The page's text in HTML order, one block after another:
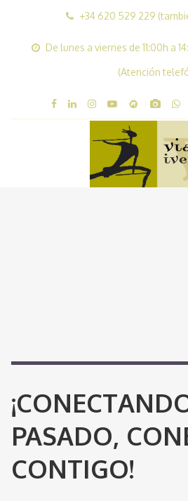
+34 620 529 229
De lunes a viernes de 11:00h a
(Atención
PASADO,
CONTIGO!